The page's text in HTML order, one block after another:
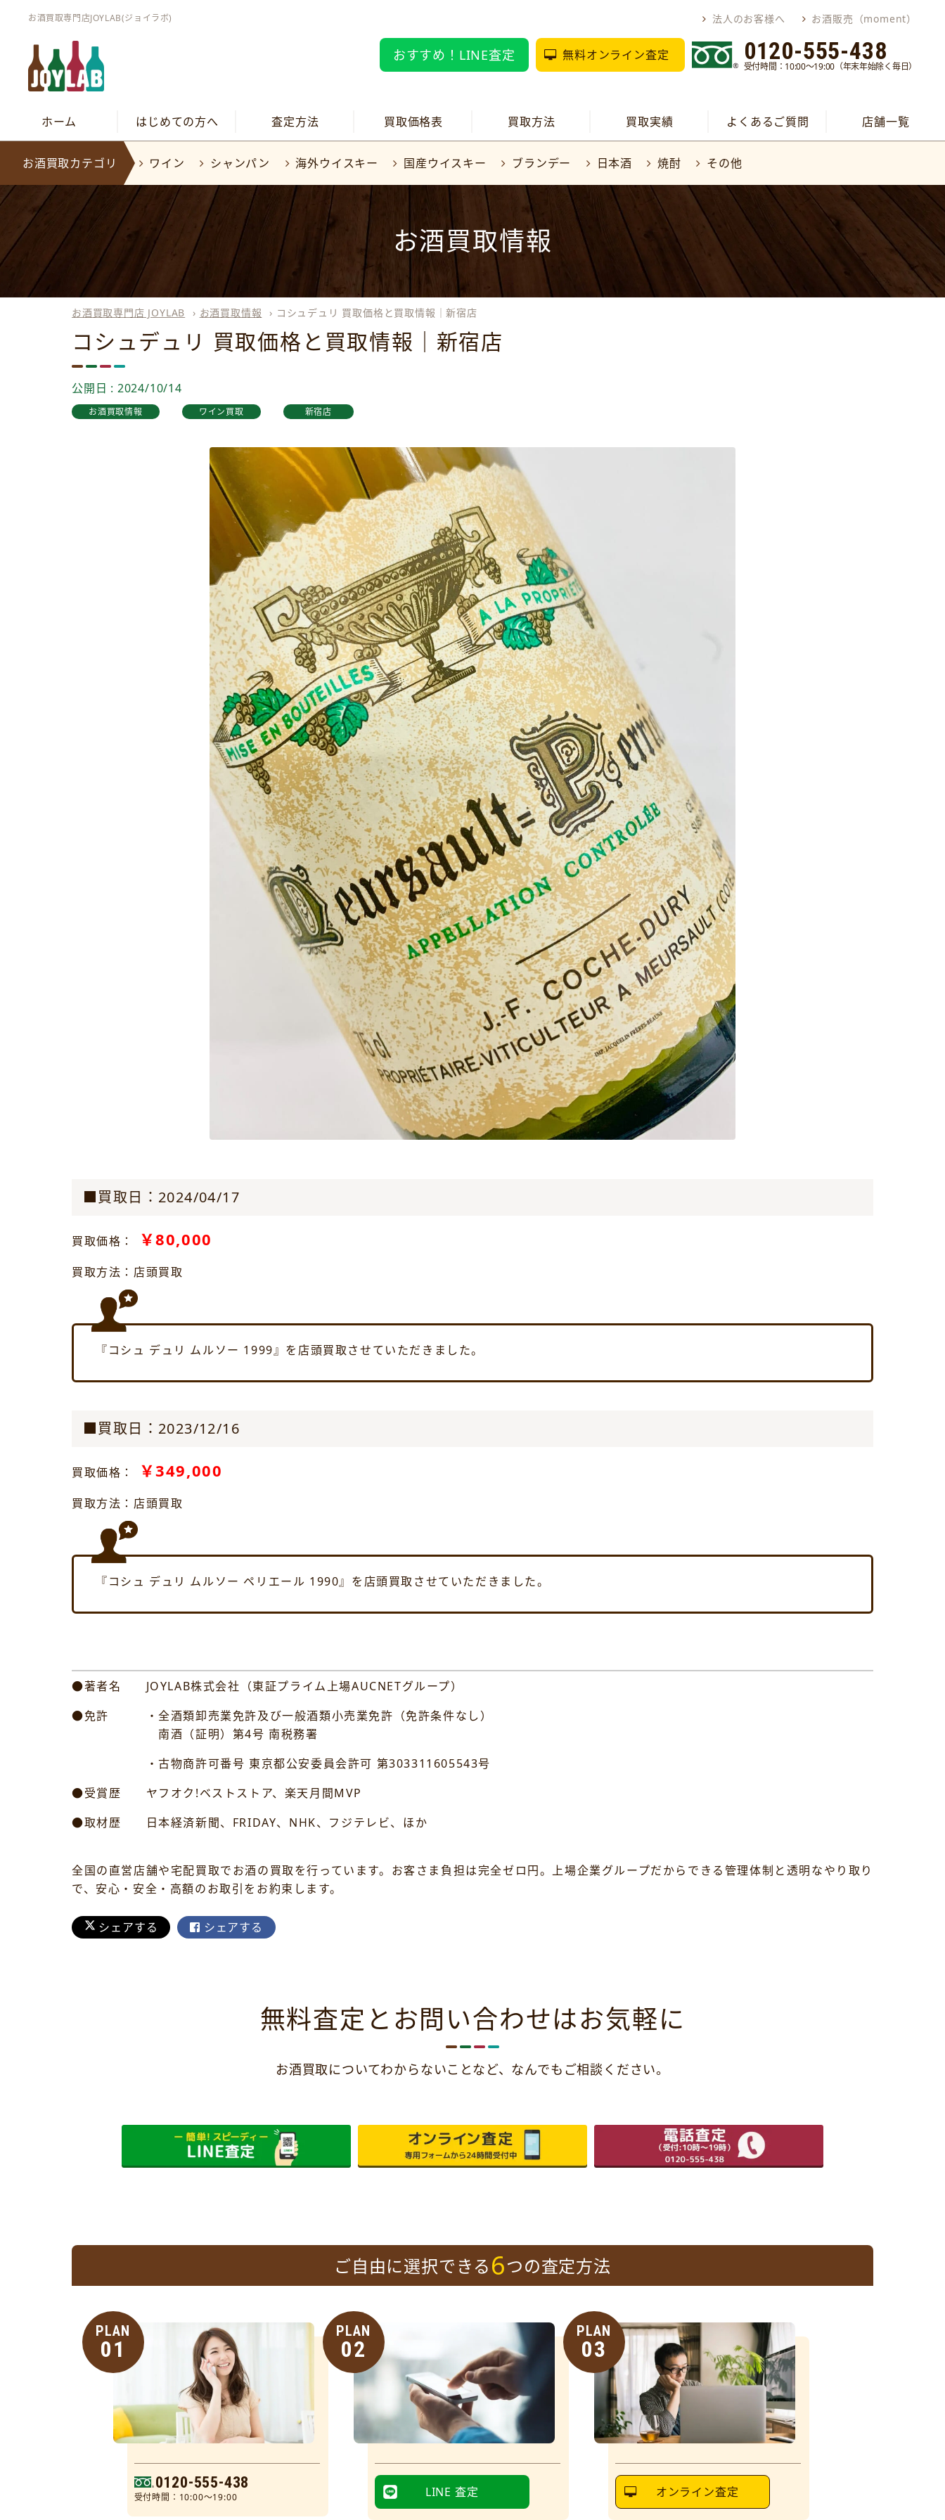
お酒買取専門店JOYLAB(ジョイラボ) 法人のお客様へ お酒販売（moment）
おすすめ！LINE査定 無料オンライン査定 0120-555-438
受付時間：10:00～19:00（年末年始除く毎日）
ホーム はじめての方へ 査定方法 買取価格表 買取方法 買取実績 よくあるご質問 店舗一覧
お酒買取カテゴリ ワイン シャンパン 海外ウイスキー 国産ウイスキー ブランデー 日本酒 焼酎 その他
お酒買取情報
お酒買取専門店 JOYLAB › お酒買取情報 › コシュデュリ 買取価格と買取情報｜新宿店
コシュデュリ 買取価格と買取情報｜新宿店
公開日 : 2024/10/14
お酒買取情報 ワイン買取 新宿店
■買取日：2024/04/17
買取価格： ￥80,000
買取方法：店頭買取
『コシュ デュリ ムルソー 1999』を店頭買取させていただきました。
■買取日：2023/12/16
買取価格： ￥349,000
買取方法：店頭買取
『コシュ デュリ ムルソー ペリエール 1990』を店頭買取させていただきました。
●著者名 JOYLAB株式会社（東証プライム上場AUCNETグループ）
●免許 ・全酒類卸売業免許及び一般酒類小売業免許（免許条件なし）
南酒（証明）第4号 南税務署
・古物商許可番号 東京都公安委員会許可 第303311605543号
●受賞歴 ヤフオク!ベストストア、楽天月間MVP
●取材歴 日本経済新聞、FRIDAY、NHK、フジテレビ、ほか
全国の直営店舗や宅配買取でお酒の買取を行っています。お客さま負担は完全ゼロ円。上場企業グループだからできる管理体制と透明なやり取り
で、安心・安全・高額のお取引をお約束します。
シェアする シェアする
無料査定とお問い合わせはお気軽に
お酒買取についてわからないことなど、 なんでもご相談ください。
ご自由に選択できる6つの査定方法
PLAN
01
0120-555-438
受付時間：10:00～19:00
PLAN
02
LINE 査定
PLAN
03
オンライン査定